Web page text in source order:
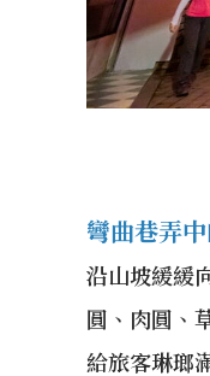
彎曲巷弄
沿山坡緩緩
圓、肉圓、
給旅客琳瑯